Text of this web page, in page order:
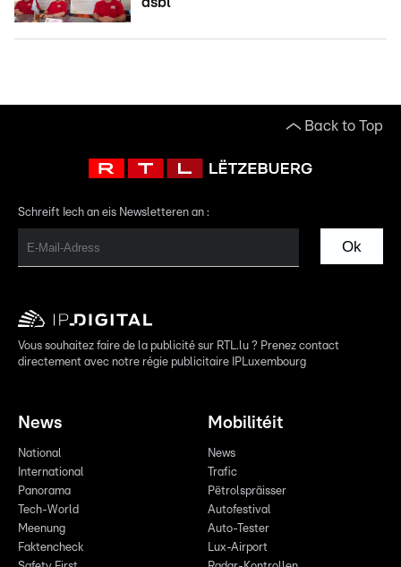
Back to Top
Schreift Iech an eis Newsletteren an :
Ok
Vous souhaitez faire de la publicité sur RTL.lu ? Prenez contact
directement avec notre régie publicitaire IPLuxembourg
News
National
International
Panorama
Tech-World
Meenung
Faktencheck
Mobilitéit
News
Trafic
Pëtrolspräisser
Autofestival
Auto-Tester
Lux-Airport